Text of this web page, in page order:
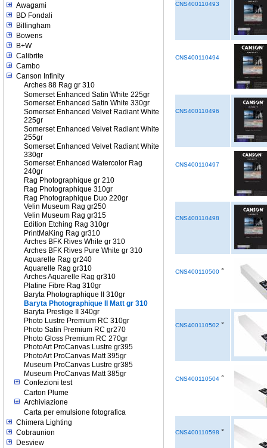
Awagami
BD Fondali
Billingham
Bowens
B+W
Calibrite
Cambo
Canson Infinity
Arches 88 Rag gr 310
Somerset Enhanced Satin White 225gr
Somerset Enhanced Satin White 330gr
Somerset Enhanced Velvet Radiant White
225gr
Somerset Enhanced Velvet Radiant White
255gr
Somerset Enhanced Velvet Radiant White
330gr
Somerset Enhanced Watercolor Rag
240gr
Rag Photographique gr 210
Rag Photographique 310gr
Rag Photographique Duo 220gr
Velin Museum Rag gr250
Velin Museum Rag gr315
Edition Etching Rag 310gr
PrintMaKing Rag gr310
Arches BFK Rives White gr 310
Arches BFK Rives Pure White gr 310
Aquarelle Rag gr240
Aquarelle Rag gr310
Arches Aquarelle Rag gr310
Platine Fibre Rag 310gr
Baryta Photographique II 310gr
Baryta Photographique II Matt gr 310
Baryta Prestige II 340gr
Photo Lustre Premium RC 310gr
Photo Satin Premium RC gr270
Photo Gloss Premium RC 270gr
PhotoArt ProCanvas Lustre gr395
PhotoArt ProCanvas Matt 395gr
Museum ProCanvas Lustre gr385
Museum ProCanvas Matt 385gr
Confezioni test
Carton Plume
Archiviazione
Carta per emulsione fotografica
Chimera Lighting
Cobraunion
Desview
CNS400110493
CNS400110494
CNS400110496
CNS400110497
CNS400110498
CNS400110500 °
CNS400110502 °
CNS400110504 °
CNS400110598 °